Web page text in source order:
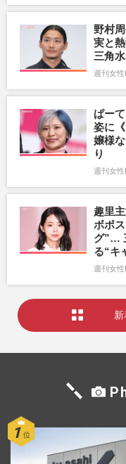
野村
実と
三角
週刊女性
ぱー
姿に
嬢様
り
週刊女性
趣里
ボポ
グ”…
る“キ
週刊女性